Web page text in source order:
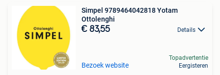
Simpel 9789464042818 Yotam
Ottolenghi
€ 83,55 Details
Bezoek website
Topadvertentie
Eergisteren